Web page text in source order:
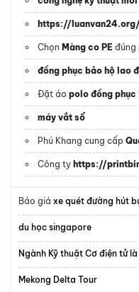
https://
Chọn Màng co PE đúng
đồng phục bảo hộ lao
Đặt áo polo đồng phục
máy vắt sổ
Phú Khang cung cấp
Công ty https://
Báo giá xe quét đường hút
du học singapore
Ngành Kỹ thuật Cơ điện tử
Mekong Delta Tour